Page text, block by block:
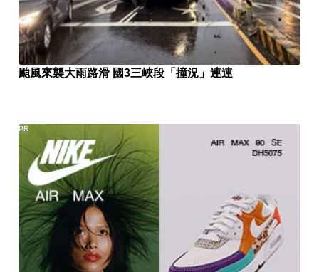
颱風來襲大雨路滑 國3三峽段「撞況」連連
PR